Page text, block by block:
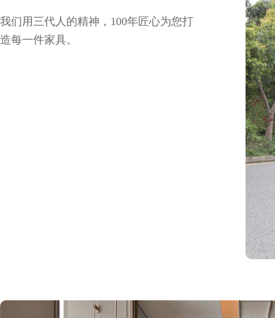
我们用三代人的精神，100年匠心为您打
造每一件家具。